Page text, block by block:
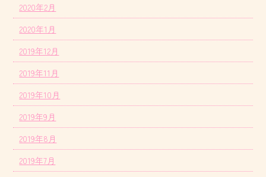
2020年2月
2020年1月
2019年12月
2019年11月
2019年10月
2019年9月
2019年8月
2019年7月